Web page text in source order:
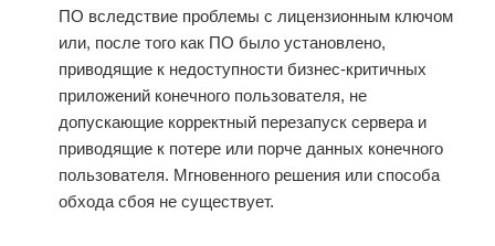
ПО вследствие проблемы с лицензионным ключом
или, после того как ПО было установлено,
приводящие к недоступности бизнес-критичных
приложений конечного пользователя, не
допускающие корректный перезапуск сервера и
приводящие к потере или порче данных конечного
пользователя. Мгновенного решения или способа
обхода сбоя не существует.